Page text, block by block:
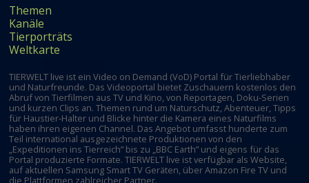
Themen
Kanäle
Tierporträts
Weltkarte
TIERWELT live ist ein Video on Demand (VoD) Portal für Tierliebhaber
und Naturfreunde. Das Videoportal bietet Zuschauern kostenlos den
Abruf von Tierfilmen aus TV und Kino, von Reportagen, Doku-Serien
und kurzen Clips an. Themen rund um Naturschutz, Abenteuer, Tipps
für Haustier-Halter und Blicke hinter die Kamera eines Naturfilms
haben ihren eigenen Channel. Das Angebot umfasst hunderte zum
Teil international ausgezeichnete Produktionen von den
„Expeditionen ins Tierreich” bis zu „BBC Earth” und eigens für das
Portal produzierte Formate. TIERWELT live ist verfügbar als Website,
auf aktuellen Samsung Smart TV Geräten, über Amazon Fire TV und
die Plattformen zahlreicher Partner.